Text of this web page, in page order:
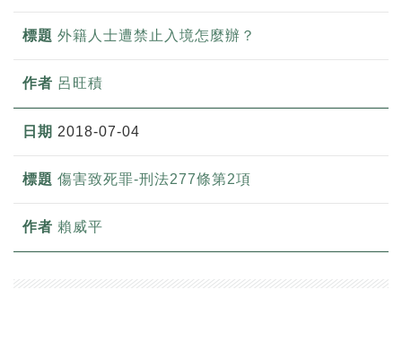
外籍人士遭禁止入境怎麼辦？
呂旺積
2018-07-04
傷害致死罪-刑法277條第2項
賴威平